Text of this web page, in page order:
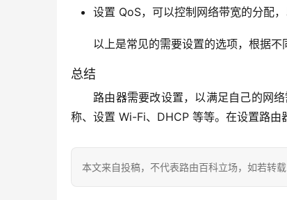
设置 QoS，可以控制网络带宽的分配
以上是常见的需要设置的选项，根据不
总结
路由器需要改设置，以满足自己的网
称、设置 Wi-Fi、DHCP 等等。在设置路由
本文来自投稿，不代表路由百科立场，如若